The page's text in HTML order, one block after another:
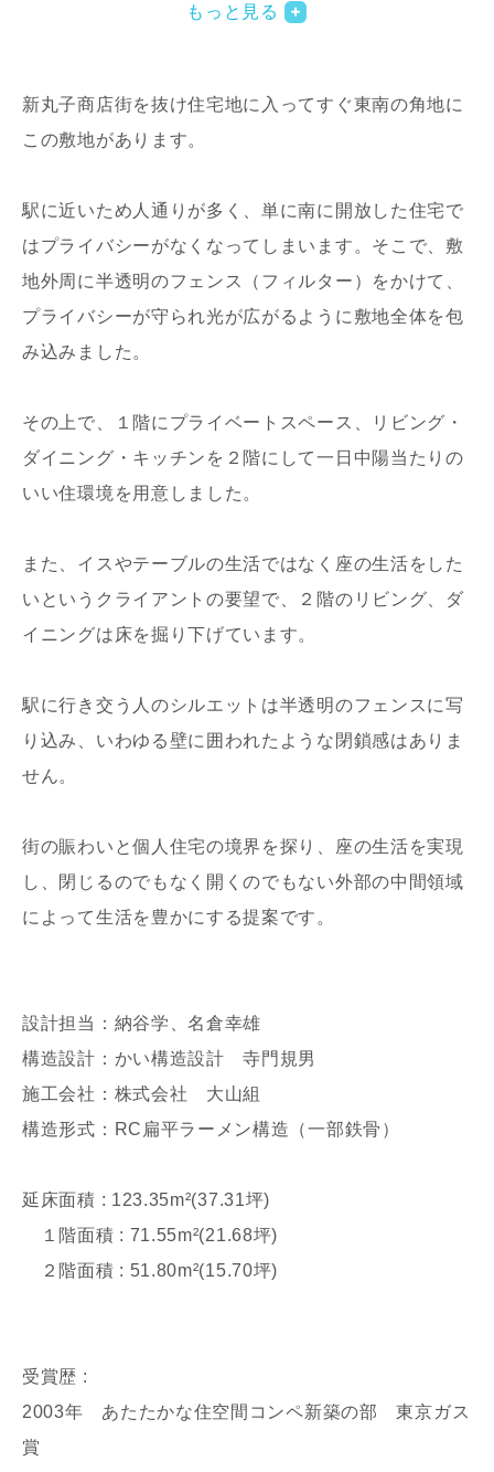
写真を拡大する
写真を拡大する
もっと見る
新丸子商店街を抜け住宅地に入ってすぐ東南の角地に
この敷地があります。
駅に近いため人通りが多く、単に南に開放した住宅で
はプライバシーがなくなってしまいます。そこで、敷
地外周に半透明のフェンス（フィルター）をかけて、
プライバシーが守られ光が広がるように敷地全体を包
み込みました。
その上で、１階にプライベートスペース、リビング・
ダイニング・キッチンを２階にして一日中陽当たりの
いい住環境を用意しました。
また、イスやテーブルの生活ではなく座の生活をした
いというクライアントの要望で、２階のリビング、ダ
イニングは床を掘り下げています。
駅に行き交う人のシルエットは半透明のフェンスに写
り込み、いわゆる壁に囲われたような閉鎖感はありま
せん。
街の賑わいと個人住宅の境界を探り、座の生活を実現
し、閉じるのでもなく開くのでもない外部の中間領域
によって生活を豊かにする提案です。
設計担当：納谷学、名倉幸雄
構造設計：かい構造設計 寺門規男
施工会社：株式会社 大山組
構造形式：RC扁平ラーメン構造（一部鉄骨）
延床面積 : 123.35m²(37.31坪)
１階面積 : 71.55m²(21.68坪)
２階面積 : 51.80m²(15.70坪)
受賞歴 :
2003年 あたたかな住空間コンペ新築の部 東京ガス
賞